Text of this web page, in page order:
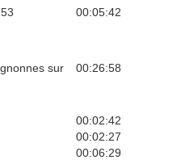
00:05:42
sur
00:26:58
00:02:42
00:02:27
00:06:29